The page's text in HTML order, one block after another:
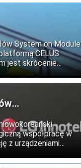
System on Module
CELUS
jest skrócenie
narzędzi
współpracę w
z urządzeniami
nowe generacje